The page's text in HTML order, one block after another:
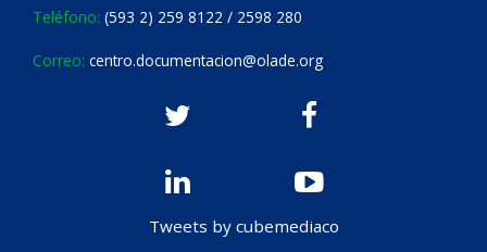
Teléfono: (593 2) 259 8122 / 2598 280
Correo: centro.documentacion@olade.org
Tweets by cubemediaco